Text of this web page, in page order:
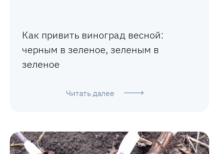
Как привить виноград весной:
черным в зеленое, зеленым в
зеленое
Читать далее